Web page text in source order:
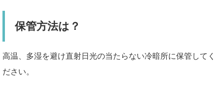
保管方法は？
高温、多湿を避け直射日光の当たらない冷暗所に保管してく
ださい。